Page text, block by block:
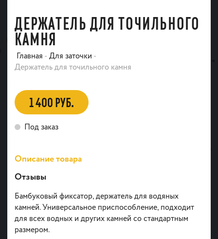
ДЕРЖАТЕЛЬ ДЛЯ ТОЧИЛЬНОГО
КАМНЯ
Главная - Для заточки -
Держатель для точильного камня
1 400 РУБ.
Под заказ
Описание товара
Отзывы
Бамбуковый фиксатор, держатель для водяных
камней. Универсальное приспособление, подходит
для всех водных и других камней со стандартным
размером.